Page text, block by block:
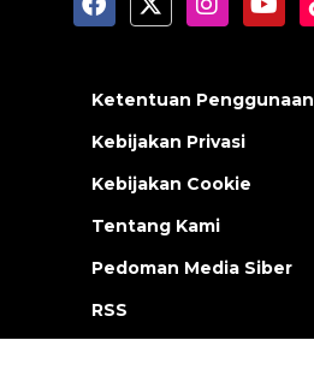
Ketentuan Penggunaan
Kebijakan Privasi
Kebijakan Cookie
Tentang Kami
Pedoman Media Siber
RSS